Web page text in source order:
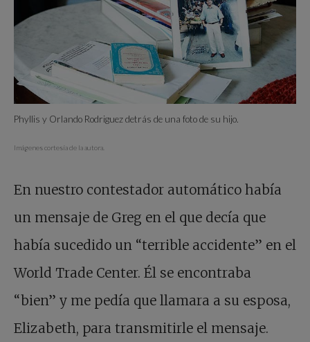
Phyllis y Orlando Rodriguez detrás de una foto de su hijo.
Imágenes cortesía de la autora.
En nuestro contestador automático había
un mensaje de Greg en el que decía que
había sucedido un “terrible accidente” en el
World Trade Center. Él se encontraba
“bien” y me pedía que llamara a su esposa,
Elizabeth, para transmitirle el mensaje.